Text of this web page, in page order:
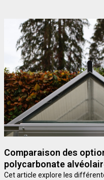
Comparaison des
polycarbonate
Cet article explore les